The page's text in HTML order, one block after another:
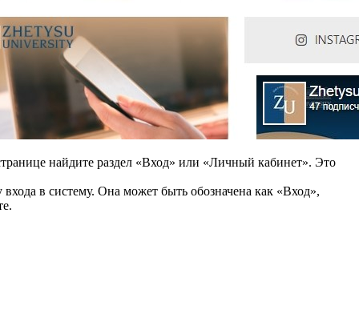
найдите раздел «Вход» или «Личный кабинет». Это
в систему. Она может быть обозначена как «Вход»,